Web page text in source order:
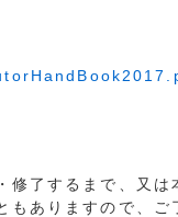
修了するまで、又
ありますので、